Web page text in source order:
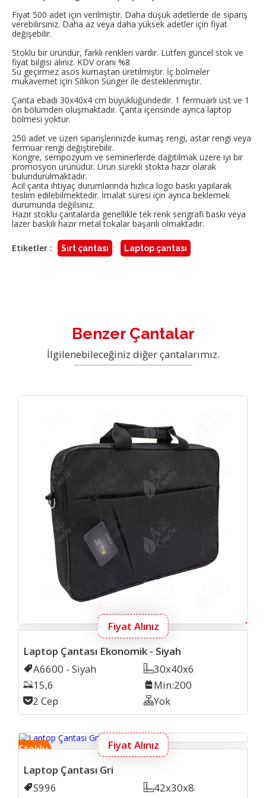
Fiyat 500 adet için verilmiştir. Daha düşük adetlerde de sipariş
verebilirsiniz. Daha az veya daha yüksek adetler için fiyat
değişebilir.
Stoklu bir üründür, farklı renkleri vardır. Lütfen güncel stok ve
fiyat bilgisi alınız. KDV oranı %8
Su geçirmez asos kumaştan üretilmiştir. İç bölmeler
mukavemet için Silikon Sünger ile desteklenmiştir.
Çanta ebadı 30x40x4 cm büyüklüğündedir. 1 fermuarlı üst ve 1
ön bölümden oluşmaktadır. Çanta içerisinde ayrıca laptop
bölmesi yoktur.
250 adet ve üzeri siparişlerinizde kumaş rengi, astar rengi veya
fermuar rengi değiştirebilir.
Kongre, sempozyum ve seminerlerde dağıtılmak üzere iyi bir
promosyon ürünüdür. Ürün sürekli stokta hazır olarak
bulundurulmaktadır.
Acil çanta ihtiyaç durumlarında hızlıca logo baskı yapılarak
teslim edilebilmektedir. İmalat süresi için ayrıca beklemek
durumunda değilsiniz.
Hazır stoklu çantalarda genellikle tek renk serigrafi baskı veya
lazer baskılı hazır metal tokalar başarılı olmaktadır.
Etiketler : Sırt çantası Laptop çantası
Benzer Çantalar
İlgilenebileceğiniz diğer çantalarımız.
Fiyat Alınız
Laptop Çantası Ekonomik - Siyah
Kodu
A6600 - Siyah Ölçü
30x40x6
Laptop Inch
15,6 Min. İmalat
Min:200
Cep Sayısı
2 Cep Organizer
Yok
Stoklu
Fiyat Alınız
Laptop Çantası Gri
Kodu
S996 Ölçü
42x30x8